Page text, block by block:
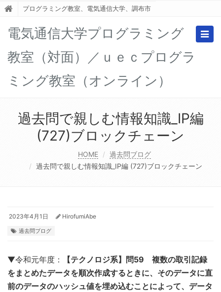
プログラミング教室、電気通信大学、調布市
電気通信大学プログラミング
教室（対面）／ｕｅｃプログラ
ミング教室（オンライン）
過去問で親しむ情報知識_IP編
(727)ブロックチェーン
HOME
過去問ブログ
過去問で親しむ情報知識_IP編 (727)ブロックチェーン
2023年4月1日 HirofumiAbe
過去問ブログ
▼令和元年度：
【テクノロジ系】問59 複数の取引記録
をまとめたデータを順次作成するときに、そのデータに直
前のデータのハッシュ値を埋め込むことによって、データ